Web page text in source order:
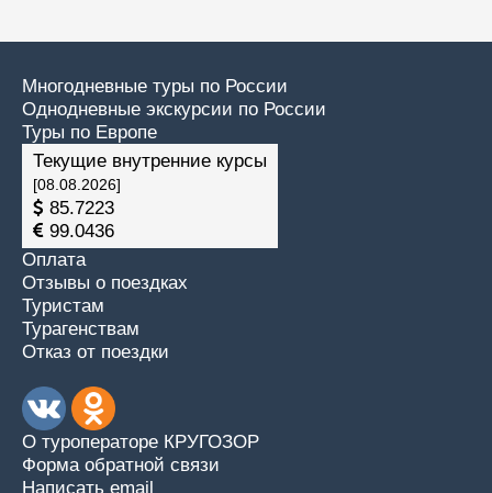
Многодневные туры по России
Однодневные экскурсии по России
Туры по Европе
Текущие внутренние курсы
[08.08.2026]
85.7223
99.0436
Оплата
Отзывы о поездках
Туристам
Турагенствам
Отказ от поездки
О туроператоре КРУГОЗОР
Форма обратной связи
Написать email